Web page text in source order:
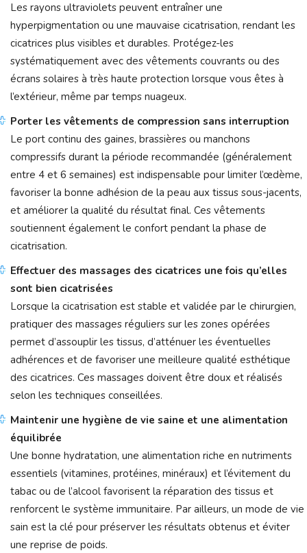
Les rayons ultraviolets peuvent entraîner une
hyperpigmentation ou une mauvaise cicatrisation, rendant les
cicatrices plus visibles et durables. Protégez-les
systématiquement avec des vêtements couvrants ou des
écrans solaires à très haute protection lorsque vous êtes à
l’extérieur, même par temps nuageux.
Porter les vêtements de compression sans interruption
Le port continu des gaines, brassières ou manchons
compressifs durant la période recommandée (généralement
entre 4 et 6 semaines) est indispensable pour limiter l’œdème,
favoriser la bonne adhésion de la peau aux tissus sous-jacents,
et améliorer la qualité du résultat final. Ces vêtements
soutiennent également le confort pendant la phase de
cicatrisation.
Effectuer des massages des cicatrices une fois qu’elles
sont bien cicatrisées
Lorsque la cicatrisation est stable et validée par le chirurgien,
pratiquer des massages réguliers sur les zones opérées
permet d’assouplir les tissus, d’atténuer les éventuelles
adhérences et de favoriser une meilleure qualité esthétique
des cicatrices. Ces massages doivent être doux et réalisés
selon les techniques conseillées.
Maintenir une hygiène de vie saine et une alimentation
équilibrée
Une bonne hydratation, une alimentation riche en nutriments
essentiels (vitamines, protéines, minéraux) et l’évitement du
tabac ou de l’alcool favorisent la réparation des tissus et
renforcent le système immunitaire. Par ailleurs, un mode de vie
sain est la clé pour préserver les résultats obtenus et éviter
une reprise de poids.